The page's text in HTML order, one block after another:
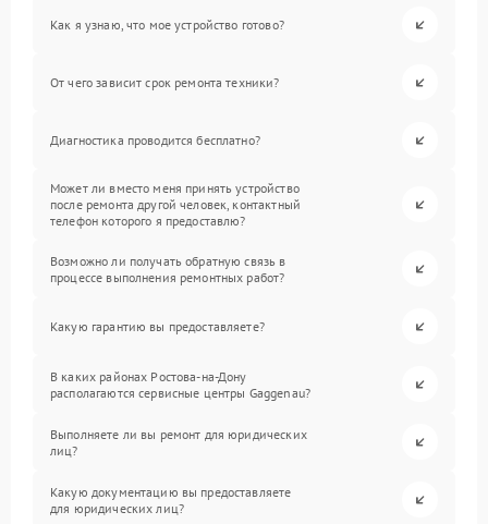
Как я узнаю, что мое устройство готово?
От чего зависит срок ремонта техники?
Диагностика проводится бесплатно?
Может ли вместо меня принять устройство
после ремонта другой человек, контактный
телефон которого я предоставлю?
Возможно ли получать обратную связь в
процессе выполнения ремонтных работ?
Какую гарантию вы предоставляете?
В каких районах Ростова-на-Дону
располагаются сервисные центры Gaggenau?
Выполняете ли вы ремонт для юридических
лиц?
Какую документацию вы предоставляете
для юридических лиц?